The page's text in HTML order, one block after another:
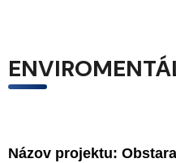
Názov projektu: